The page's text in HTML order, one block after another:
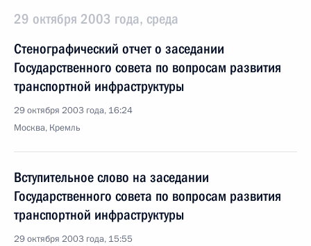
29 октября 2003 года, среда
Стенографический отчет о заседании
Государственного совета по вопросам развития
транспортной инфраструктуры
29 октября 2003 года, 16:24
Москва, Кремль
Вступительное слово на заседании
Государственного совета по вопросам развития
транспортной инфраструктуры
29 октября 2003 года, 15:55